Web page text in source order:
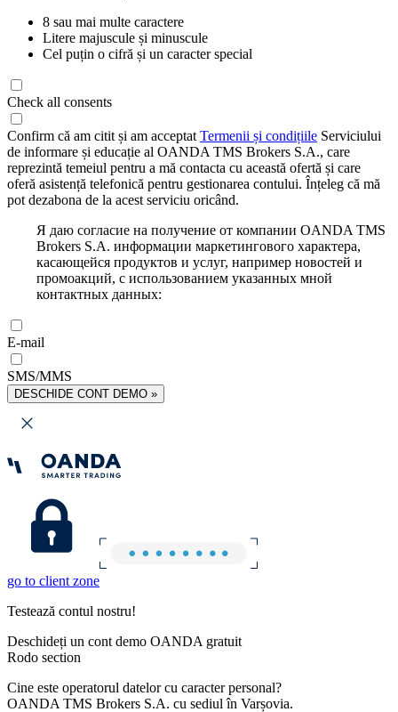
8 sau mai multe caractere
Litere majuscule și minuscule
Cel puțin o cifră și un caracter special
Check all consents
Confirm că am citit și am acceptat Termenii și condițiile Serviciului
de informare și educație al OANDA TMS Brokers S.A., care
reprezintă temeiul pentru a mă contacta cu această ofertă și care
oferă asistență telefonică pentru gestionarea contului. Înțeleg că mă
pot dezabona de la acest serviciu oricând.
Я даю согласие на получение от компании OANDA TMS
Brokers S.A. информации маркетингового характера,
касающейся продуктов и услуг, например новостей и
промоакций, с использованием указанных мной
контактных данных:
E-mail
SMS/MMS
DESCHIDE CONT DEMO »
go to client zone
Testează contul nostru!
Deschideți un cont demo OANDA gratuit
Rodo section
Cine este operatorul datelor cu caracter personal?
OANDA TMS Brokers S.A. cu sediul în Varșovia.